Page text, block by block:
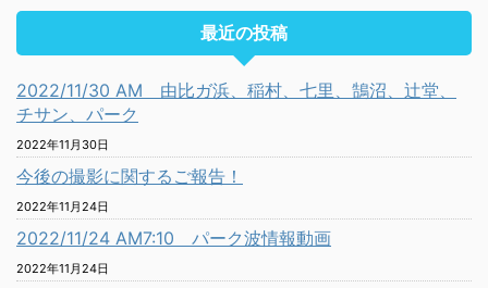
最近の投稿
2022/11/30 AM 由比ガ浜、稲村、七里、鵠沼、辻堂、
チサン、パーク
2022年11月30日
今後の撮影に関するご報告！
2022年11月24日
2022/11/24 AM7:10 パーク波情報動画
2022年11月24日